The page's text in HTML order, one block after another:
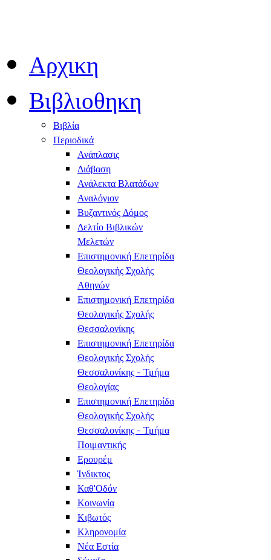
Αρχικη
Βιβλιοθηκη
Βιβλία
Περιοδικά
Ανάπλασις
Διάβαση
Ανάλεκτα Βλατάδων
Αναλόγιον
Βυζαντινός Δόμος
Δελτίο Βιβλικών
Μελετών
Επιστημονική Επετηρίδα
Θεολογικής Σχολής
Αθηνών
Επιστημονική Επετηρίδα
Θεολογικής Σχολής
Θεσσαλονίκης
Επιστημονική Επετηρίδα
Θεολογικής Σχολής
Θεσσαλονίκης - Τμήμα
Θεολογίας
Επιστημονική Επετηρίδα
Θεολογικής Σχολής
Θεσσαλονίκης - Τμήμα
Ποιμαντικής
Ερουρέμ
Ίνδικτος
Καθ'Οδόν
Κοινωνία
Κιβωτός
Κληρονομία
Νέα Εστία